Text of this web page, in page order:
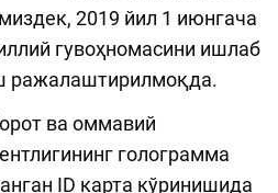
2019 йил 1 июнгача
гувоҳномасини ишлаб
ражалаштирилмоқда.
ва оммавий
голограмма
ID карта кўринишида